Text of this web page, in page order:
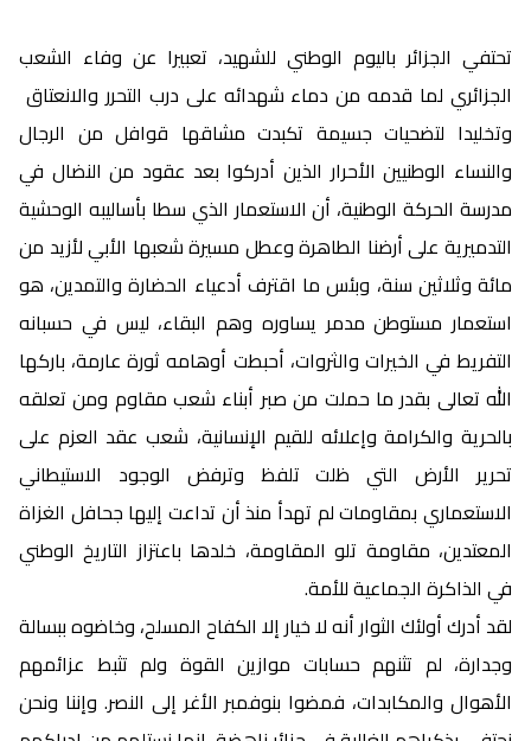
تحتفي الجزائر باليوم الوطني للشهيد، تعبيرا عن وفاء الشعب
الجزائري لما قدمه من دماء شهدائه على درب التحرر والانعتاق
وتخليدا لتضحيات جسيمة تكبدت مشاقها قوافل من الرجال
والنساء الوطنيين الأحرار الذين أدركوا بعد عقود من النضال في
مدرسة الحركة الوطنية، أن الاستعمار الذي سطا بأساليبه الوحشية
التدميرية على أرضنا الطاهرة وعطل مسيرة شعبها الأبي لأزيد من
مائة وثلاثين سنة، وبئس ما اقترف أدعياء الحضارة والتمدين، هو
استعمار مستوطن مدمر يساوره وهم البقاء، ليس في حسبانه
التفريط في الخيرات والثروات، أحبطت أوهامه ثورة عارمة، باركها
الله تعالى بقدر ما حملت من صبر أبناء شعب مقاوم ومن تعلقه
بالحرية والكرامة وإعلائه للقيم الإنسانية، شعب عقد العزم على
تحرير الأرض التي ظلت تلفظ وترفض الوجود الاستيطاني
الاستعماري بمقاومات لم تهدأ منذ أن تداعت إليها جحافل الغزاة
المعتدين، مقاومة تلو المقاومة، خلدها باعتزاز التاريخ الوطني
في الذاكرة الجماعية للأمة.
لقد أدرك أولئك الثوار أنه لا خيار إلا الكفاح المسلح، وخاضوه ببسالة
وجدارة، لم تثنهم حسابات موازين القوة ولم تثبط عزائمهم
الأهوال والمكابدات، فمضوا بنوفمبر الأغر إلى النصر. وإننا ونحن